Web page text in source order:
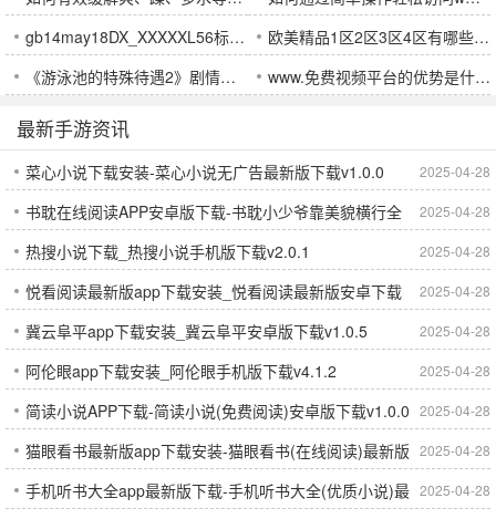
gb14may18DX_XXXXXL56标准的深度解析：如何确保产品符合行业要求？
欧美精品1区2区3区4区有哪些区别？如何选择适合自己的区域？
《游泳池的特殊待遇2》剧情与人物发展如何呈现多层次的情感冲突与成长？
www.免费视频平台的优势是什么？为何越来越多用户选择它？
最新手游资讯
菜心小说下载安装-菜心小说无广告最新版下载v1.0.0 2025-04-28
书耽在线阅读APP安卓版下载-书耽小少爷靠美貌横行全
系统免费在线阅读软件下载
2025-04-28
热搜小说下载_热搜小说手机版下载v2.0.1 2025-04-28
悦看阅读最新版app下载安装_悦看阅读最新版安卓下载
v1.0
2025-04-28
冀云阜平app下载安装_冀云阜平安卓版下载v1.0.5 2025-04-28
阿伦眼app下载安装_阿伦眼手机版下载v4.1.2 2025-04-28
简读小说APP下载-简读小说(免费阅读)安卓版下载v1.0.0 2025-04-28
猫眼看书最新版app下载安装-猫眼看书(在线阅读)最新版
下载v1.5
2025-04-28
手机听书大全app最新版下载-手机听书大全(优质小说)最 2025-04-28